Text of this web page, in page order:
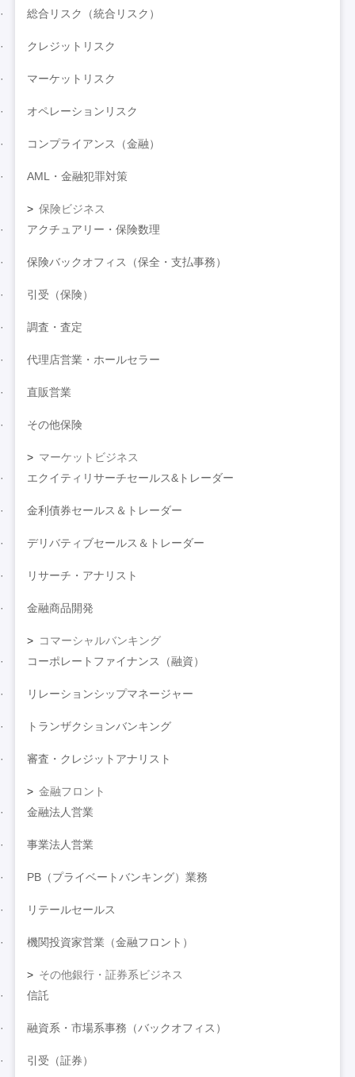
総合リスク（統合リスク）
クレジットリスク
マーケットリスク
オペレーションリスク
コンプライアンス（金融）
AML・金融犯罪対策
保険ビジネス
アクチュアリー・保険数理
保険バックオフィス（保全・支払事務）
引受（保険）
調査・査定
代理店営業・ホールセラー
直販営業
その他保険
マーケットビジネス
エクイティリサーチセールス&トレーダー
金利債券セールス＆トレーダー
デリバティブセールス＆トレーダー
リサーチ・アナリスト
金融商品開発
コマーシャルバンキング
コーポレートファイナンス（融資）
リレーションシップマネージャー
トランザクションバンキング
審査・クレジットアナリスト
金融フロント
金融法人営業
事業法人営業
PB（プライベートバンキング）業務
リテールセールス
機関投資家営業（金融フロント）
その他銀行・証券系ビジネス
信託
融資系・市場系事務（バックオフィス）
引受（証券）